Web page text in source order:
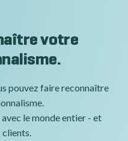
votre
pouvez faire reconnaître
le monde entier - et
clients.